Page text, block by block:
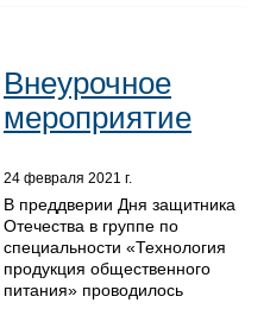
Внеурочное
мероприятие
24 февраля 2021 г.
В преддверии Дня защитника
Отечества в группе по
специальности «Технология
продукция общественного
питания» проводилось